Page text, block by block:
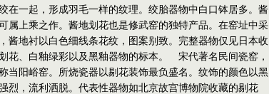
在一起，形成羽毛一样的纹理。绞胎器物中白口钵居多。酱
属上乘之作。酱地划花也是修武窑的独特产品。在窑址中采
酱地衬以白色细线条花纹，图案别致。完整器物仅见日本收
花、白釉绿彩以及黑釉器物的标本。 宋代著名民间瓷窑，
当阳峪窑。所烧瓷器以剔花装饰最负盛名。纹饰的颜色以黑
烈，流利洒脱。代表性器物如北京故宫博物院收藏的剔花